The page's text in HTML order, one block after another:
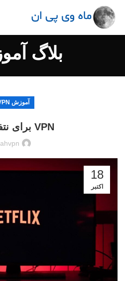
بلاگ
آموزش VPN
VPN برای نتفلیکس
18
اکتبر